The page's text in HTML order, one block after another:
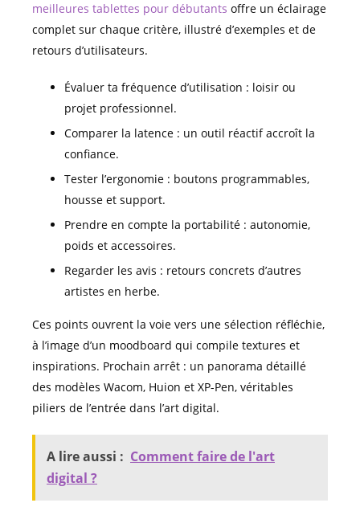
meilleures tablettes pour débutants offre un éclairage
complet sur chaque critère, illustré d’exemples et de
retours d’utilisateurs.
Évaluer ta fréquence d’utilisation : loisir ou
projet professionnel.
Comparer la latence : un outil réactif accroît la
confiance.
Tester l’ergonomie : boutons programmables,
housse et support.
Prendre en compte la portabilité : autonomie,
poids et accessoires.
Regarder les avis : retours concrets d’autres
artistes en herbe.
Ces points ouvrent la voie vers une sélection réfléchie,
à l’image d’un moodboard qui compile textures et
inspirations. Prochain arrêt : un panorama détaillé
des modèles Wacom, Huion et XP-Pen, véritables
piliers de l’entrée dans l’art digital.
A lire aussi : Comment faire de l'art
digital ?